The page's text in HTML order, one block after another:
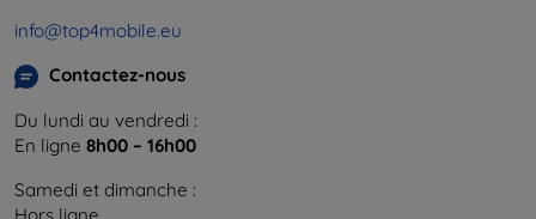
info@top4mobile.eu
Contactez-nous
Du lundi au vendredi :
En ligne 8h00 – 16h00
Samedi et dimanche :